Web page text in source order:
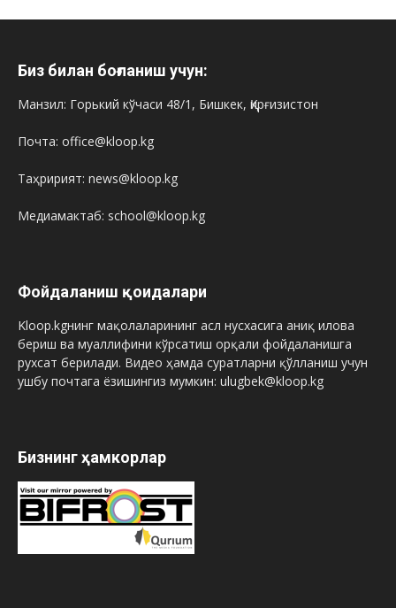
Биз билан боғланиш учун:
Манзил: Горький кўчаси 48/1, Бишкек, Қирғизистон
Почта: office@kloop.kg
Таҳририят: news@kloop.kg
Медиамактаб: school@kloop.kg
Фойдаланиш қоидалари
Kloop.kgнинг мақолаларининг асл нусхасига аниқ илова
бериш ва муаллифини кўрсатиш орқали фойдаланишга
рухсат берилади. Видео ҳамда суратларни қўлланиш учун
ушбу почтага ёзишингиз мумкин: ulugbek@kloop.kg
Бизнинг ҳамкорлар